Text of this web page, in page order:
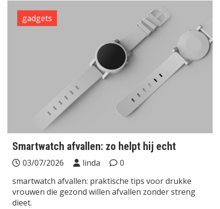
gadgets
Smartwatch afvallen: zo helpt hij echt
03/07/2026 linda
0
smartwatch afvallen: praktische tips voor drukke
vrouwen die gezond willen afvallen zonder streng
dieet.